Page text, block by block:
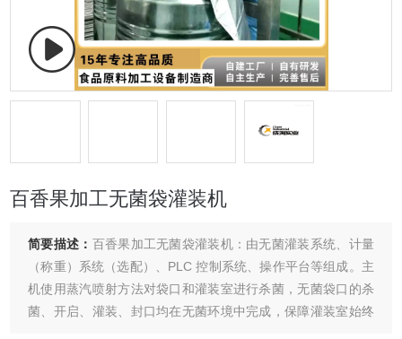
百香果加工无菌袋灌装机
简要描述： 百香果加工无菌袋灌装机：由无菌灌装系统、计量
（称重）系统（选配）、PLC 控制系统、操作平台等组成。主
机使用蒸汽喷射方法对袋口和灌装室进行杀菌，无菌袋口的杀
菌、开启、灌装、封口均在无菌环境中完成，保障灌装室始终